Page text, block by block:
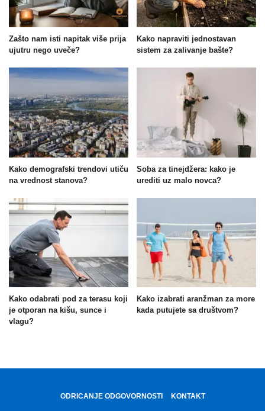
Zašto nam isti napitak više prija
ujutru nego uveče?
Kako napraviti jednostavan
sistem za zalivanje bašte?
Kako demografski trendovi utiču
na vrednost stanova?
Soba za tinejdžera: kako je
urediti uz malo novca?
Kako odabrati pod za terasu koji
je otporan na kišu, sunce i
vlagu?
Kako izabrati aranžman za more
kada putujete sa društvom?
ODRICANJE ODGOVORNOSTI KONTAKT